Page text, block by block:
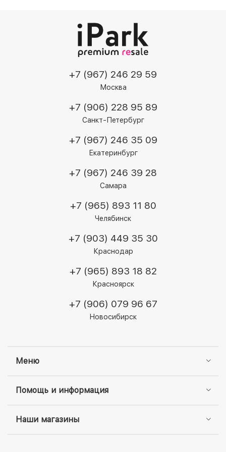
Меню
Помощь и информация
Наши магазины
+7 (967) 246 29 59
Москва
+7 (906) 228 95 89
Санкт-Петербург
+7 (967) 246 35 09
Екатеринбург
+7 (967) 246 39 28
Самара
+7 (965) 893 11 80
Челябинск
+7 (903) 449 35 30
Краснодар
+7 (965) 893 18 82
Красноярск
+7 (906) 079 96 67
Новосибирск